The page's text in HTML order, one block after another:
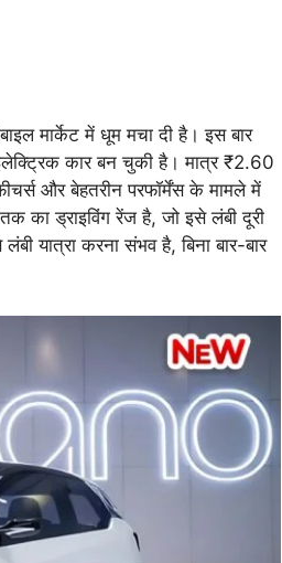
मार्केट में धूम मचा दी है। इस बार
कार बन चुकी है। मात्र ₹2.60
और बेहतरीन परफॉर्मेंस के मामले में
का ड्राइविंग रेंज है, जो इसे लंबी दूरी
यात्रा करना संभव है, बिना बार-बार